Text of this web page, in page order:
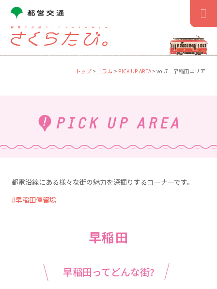
へ
トップ > コラム > PICK UP AREA > vol.7 早稲田エリア
都電沿線にある様々な街の魅力を深掘りするコーナーです。
早稲田停留場
早稲田
早稲田ってどんな街?